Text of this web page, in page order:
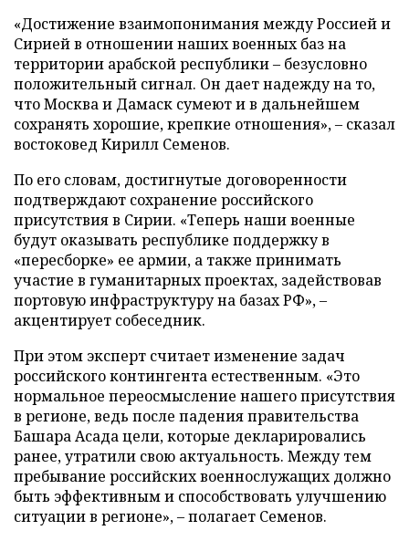
«Достижение взаимопонимания между Россией и
Сирией в отношении наших военных баз на
территории арабской республики – безусловно
положительный сигнал. Он дает надежду на то,
что Москва и Дамаск сумеют и в дальнейшем
сохранять хорошие, крепкие отношения», – сказал
востоковед Кирилл Семенов.
По его словам, достигнутые договоренности
подтверждают сохранение российского
присутствия в Сирии. «Теперь наши военные
будут оказывать республике поддержку в
«пересборке» ее армии, а также принимать
участие в гуманитарных проектах, задействовав
портовую инфраструктуру на базах РФ», –
акцентирует собеседник.
При этом эксперт считает изменение задач
российского контингента естественным. «Это
нормальное переосмысление нашего присутствия
в регионе, ведь после падения правительства
Башара Асада цели, которые декларировались
ранее, утратили свою актуальность. Между тем
пребывание российских военнослужащих должно
быть эффективным и способствовать улучшению
ситуации в регионе», – полагает Семенов.